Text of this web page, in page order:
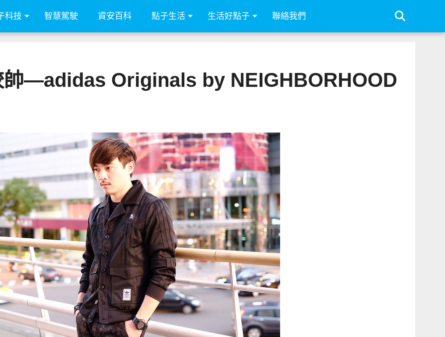
科技 智慧駕駛 資安百科 點子生活 生活好點子 聯絡我們
帥—adidas Originals by NEIGHBORHOOD